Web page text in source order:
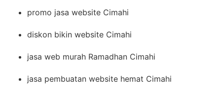
promo jasa website Cimahi
diskon bikin website Cimahi
jasa web murah Ramadhan Cimahi
jasa pembuatan website hemat Cimahi